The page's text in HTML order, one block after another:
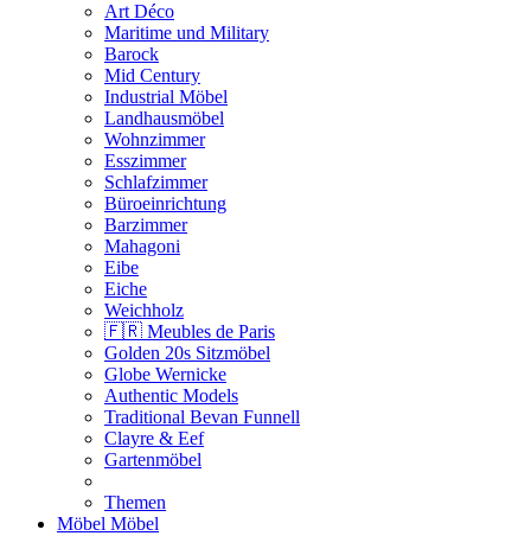
Art Déco
Maritime und Military
Barock
Mid Century
Industrial Möbel
Landhausmöbel
Wohnzimmer
Esszimmer
Schlafzimmer
Büroeinrichtung
Barzimmer
Mahagoni
Eibe
Eiche
Weichholz
🇫🇷 Meubles de Paris
Golden 20s Sitzmöbel
Globe Wernicke
Authentic Models
Traditional Bevan Funnell
Clayre & Eef
Gartenmöbel
Themen
Möbel Möbel